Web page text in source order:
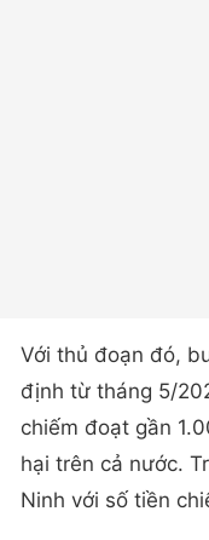
Với thủ đoạn đó,
định từ tháng 5/
chiếm đoạt gần
hại trên cả nước.
Ninh với số tiền